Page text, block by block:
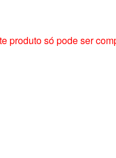
produto só pode ser